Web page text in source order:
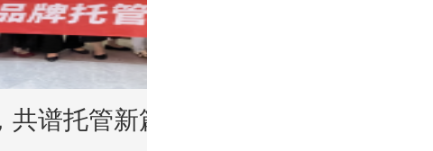
共谱托管新篇 | 品牌托管师训会合肥